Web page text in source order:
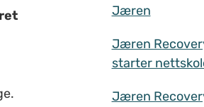
Jæren
Jæren
starter
Jæren